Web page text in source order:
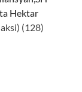
Hektar
(128)